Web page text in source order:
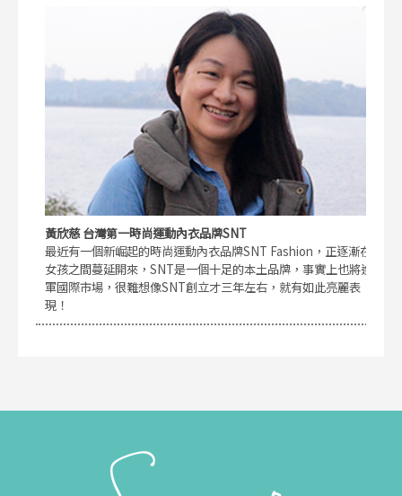
黃欣慈 台灣第一時尚運動內衣品牌SNT
最近有一個新崛起的時尚運動內衣品牌SNT Fashion，正逐漸在
女孩之間蔓延開來，SNT是一個十足的本土品牌，事實上也將進
軍國際市場，很難想像SNT創立才三年左右，就有如此亮麗表
現！